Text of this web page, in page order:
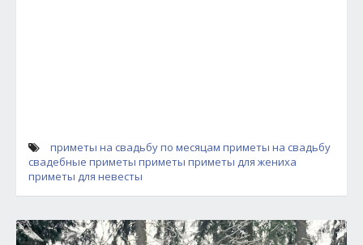
приметы на свадьбу по месяцам приметы на свадьбу
свадебные приметы приметы приметы для жениха
приметы для невесты